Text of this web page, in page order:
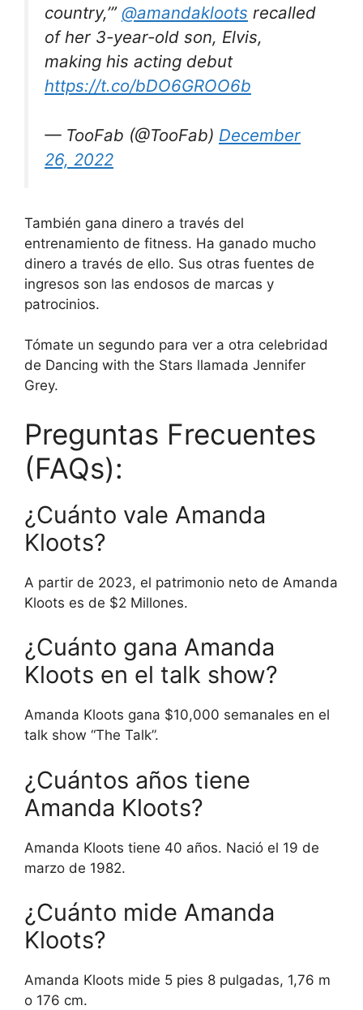
country,’” @amandakloots recalled
of her 3-year-old son, Elvis,
making his acting debut
https://t.co/bDO6GROO6b
— TooFab (@TooFab) December
26, 2022
También gana dinero a través del
entrenamiento de fitness. Ha ganado mucho
dinero a través de ello. Sus otras fuentes de
ingresos son las endosos de marcas y
patrocinios.
Tómate un segundo para ver a otra celebridad
de Dancing with the Stars llamada Jennifer
Grey.
Preguntas Frecuentes
(FAQs):
¿Cuánto vale Amanda
Kloots?
A partir de 2023, el patrimonio neto de Amanda
Kloots es de $2 Millones.
¿Cuánto gana Amanda
Kloots en el talk show?
Amanda Kloots gana $10,000 semanales en el
talk show “The Talk”.
¿Cuántos años tiene
Amanda Kloots?
Amanda Kloots tiene 40 años. Nació el 19 de
marzo de 1982.
¿Cuánto mide Amanda
Kloots?
Amanda Kloots mide 5 pies 8 pulgadas, 1,76 m
o 176 cm.